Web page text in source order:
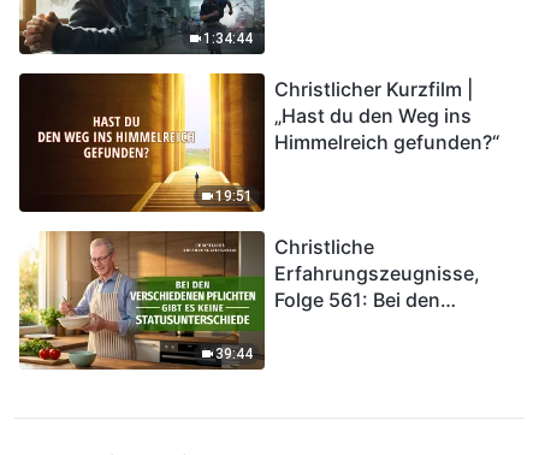
1:34:44
in das Königreich Gottes
eintreten?
19:51
Christlicher Kurzfilm |
„Hast du den Weg ins
Himmelreich gefunden?“
39:44
Christliche
Erfahrungszeugnisse,
Folge 561: Bei den